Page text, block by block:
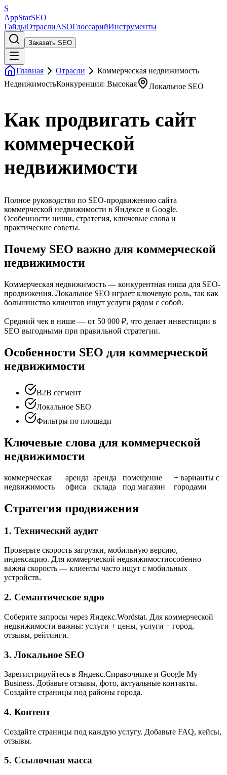
S
AppStarSEO
ГайдыОтраслиASOГлоссарийИнструменты
Заказать SEO
Главная Отрасли
Коммерческая недвижимость
НедвижимостьКонкуренция: Высокая Локальное SEO
Как продвигать сайт
коммерческой
недвижимости
Полное руководство по SEO-продвижению сайта
коммерческой недвижимости в Яндексе и Google.
Особенности ниши, стратегия, ключевые слова и
практические советы.
Почему SEO важно для коммерческой
недвижимости
Коммерческая недвижимость — конкурентная ниша для SEO-
продвижения. Локальное SEO играет ключевую роль, так как
большинство клиентов ищут услуги рядом с собой.
Средний чек в нише — от 50 000 ₽, что делает инвестиции в
SEO выгодными при правильной стратегии.
Особенности SEO для коммерческой
недвижимости
B2B сегмент
Локальное SEO
Фильтры по площади
Ключевые слова для коммерческой
недвижимости
коммерческая
недвижимость
аренда
офиса
аренда
склада
помещение
под магазин
+ варианты с
городами
Стратегия продвижения
1. Технический аудит
Проверьте скорость загрузки, мобильную версию,
индексацию. Для коммерческой недвижимостиособенно
важна скорость — клиенты часто ищут с мобильных
устройств.
2. Семантическое ядро
Соберите запросы через Яндекс.Wordstat. Для коммерческой
недвижимости важны: услуги + цены, услуги + город,
отзывы, рейтинги.
3. Локальное SEO
Зарегистрируйтесь в Яндекс.Справочнике и Google My
Business. Добавьте отзывы, фото, актуальные контакты.
Создайте страницы под районы города.
4. Контент
Создайте страницы под каждую услугу. Добавьте FAQ, кейсы,
отзывы.
5. Ссылочная масса